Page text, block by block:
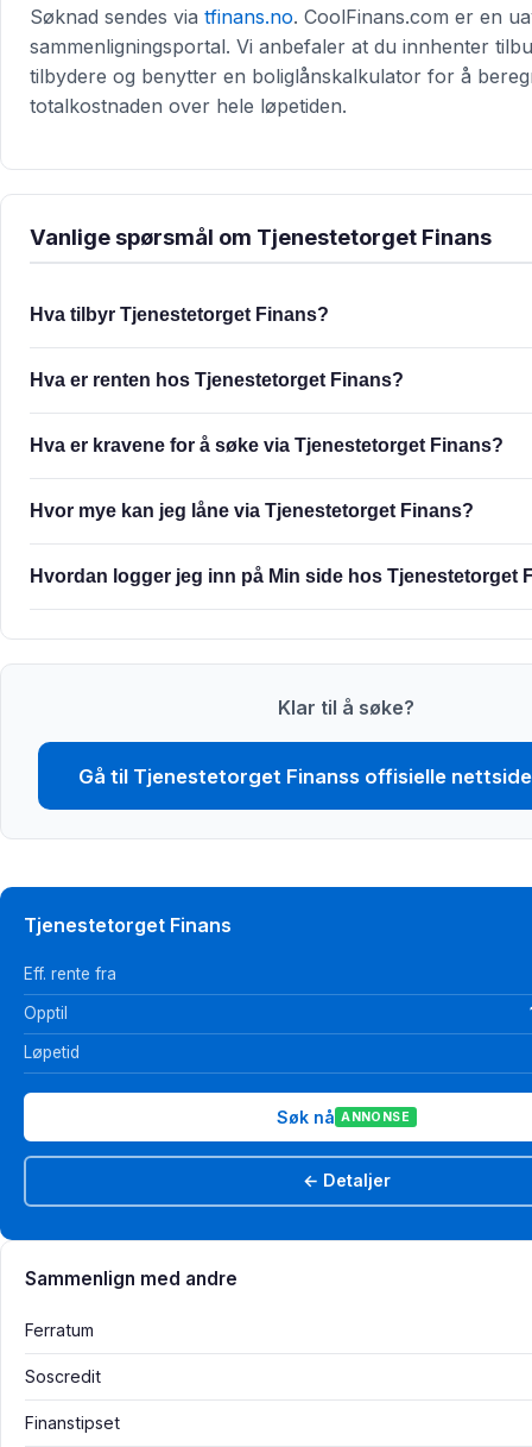
Søknad sendes via tfinans.no. CoolFinans.com er en
sammenligningsportal. Vi anbefaler at du innhenter
tilbydere og benytter en boliglånskalkulator for å
totalkostnaden over hele løpetiden.
Vanlige spørsmål om Tjenestetorget Finans
Hva tilbyr Tjenestetorget Finans?
Hva er renten hos Tjenestetorget Finans?
Hva er kravene for å søke via Tjenestetorget Finans?
Hvor mye kan jeg låne via Tjenestetorget Finans?
Hvordan logger jeg inn på Min side hos Tjenestetorget
Klar til å søke?
Gå til Tjenestetorget Finanss offisielle nettside
Tjenestetorget Finans
Eff. rente fra
Opptil
Løpetid
Søk nå ANNONSE
← Detaljer
Sammenlign med andre
Ferratum
Soscredit
Finanstipset